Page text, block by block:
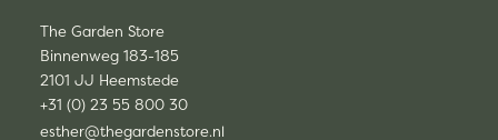
The Garden Store
Binnenweg 183-185
2101 JJ Heemstede
+31 (0) 23 55 800 30
esther@thegardenstore.nl